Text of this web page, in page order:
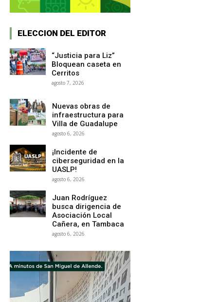
ELECCION DEL EDITOR
“Justicia para Liz”
Bloquean caseta en
Cerritos
agosto 7, 2026
Nuevas obras de
infraestructura para
Villa de Guadalupe
agosto 6, 2026
¡Incidente de
ciberseguridad en la
UASLP!
agosto 6, 2026
Juan Rodríguez
busca dirigencia de
Asociación Local
Cañera, en Tambaca
agosto 6, 2026